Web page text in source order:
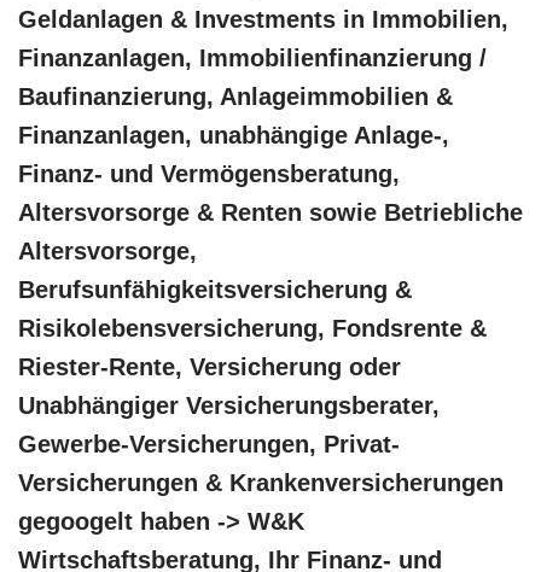
Geldanlagen & Investments in Immobilien,
Finanzanlagen, Immobilienfinanzierung /
Baufinanzierung, Anlageimmobilien &
Finanzanlagen, unabhängige Anlage-,
Finanz- und Vermögensberatung,
Altersvorsorge & Renten sowie Betriebliche
Altersvorsorge,
Berufsunfähigkeitsversicherung &
Risikolebensversicherung, Fondsrente &
Riester-Rente, Versicherung oder
Unabhängiger Versicherungsberater,
Gewerbe-Versicherungen, Privat-
Versicherungen & Krankenversicherungen
gegoogelt haben -> W&K
Wirtschaftsberatung, Ihr Finanz- und